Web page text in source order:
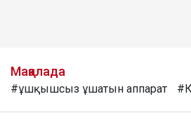
Мақалада
#ұшқышсыз ұшатын аппарат